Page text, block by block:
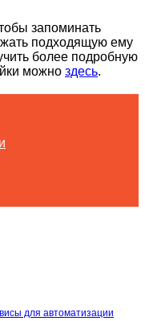
запоминать
подходящую ему
более подробную
можно здесь.
для автоматизации